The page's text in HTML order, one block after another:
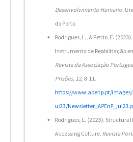
Desenvolvimento Humano.
do Porto.
Rodrigues, L., & Petito, E.
Instrumento de Reabilitação
Revista da Associação
Prisões, 12, 8-11.
https://www.apenp.pt/
ul23/
Rodrigues, L. (2023). Structural
Accessing Culture. Revista